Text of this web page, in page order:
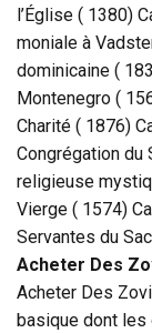
l’Église ( 1380)
moniale à
dominicaine (
Montenegro (
Charité ( 1876)
Congrégation du
religieuse
Vierge ( 1574)
Servantes du
Acheter Des
Acheter Des
basique dont